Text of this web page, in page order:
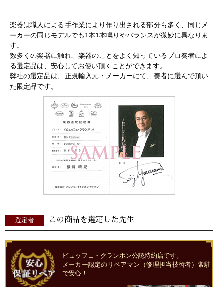
楽器は職人による手作業により作り出される部分も多く、同じメ
ーカーの同じモデルでも1本1本鳴りやバランスが微妙に異なりま
す。
数多くの楽器に触れ、楽器のことをよく知っているプロ奏者によ
る選定品は、安心してお使い頂くことができます。
弊社の選定品は、正規輸入元・メーカーにて、奏者に選んで頂い
た限定品です。
選定者 この商品を選定した先生
ビュッフェ・クランポン公認特約店です。
メーカー認定のリペアマン（修理担当技術者）常駐
で安心！